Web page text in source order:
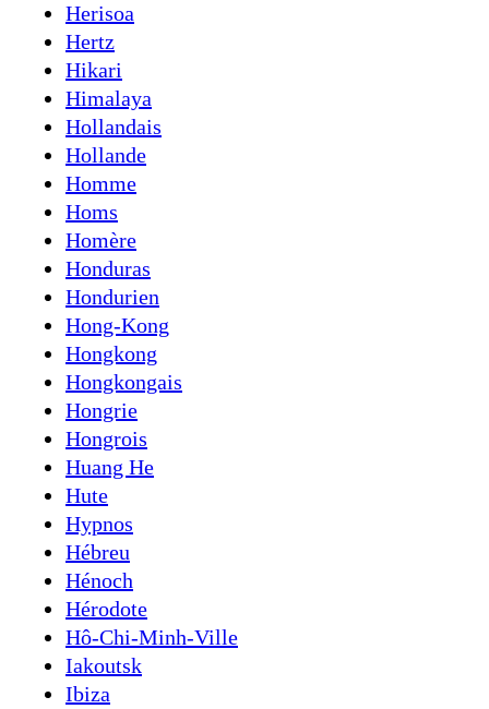
Herisoa
Hertz
Hikari
Himalaya
Hollandais
Hollande
Homme
Homs
Homère
Honduras
Hondurien
Hong-Kong
Hongkong
Hongkongais
Hongrie
Hongrois
Huang He
Hute
Hypnos
Hébreu
Hénoch
Hérodote
Hô-Chi-Minh-Ville
Iakoutsk
Ibiza